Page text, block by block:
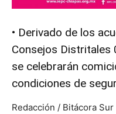
•⁠ ⁠Derivado de los
Consejos Distritales
se celebrarán
condiciones de
Redacción / Bitácora Sur